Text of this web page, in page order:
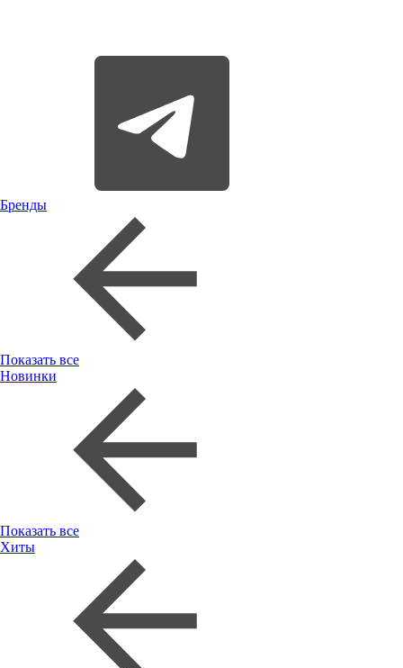
Бренды
Показать все
Новинки
Показать все
Хиты